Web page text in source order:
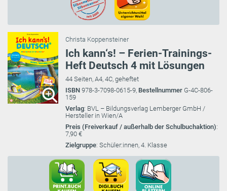
Christa Koppensteiner
Ich kann‘s! – Ferien-Trainings-
Heft Deutsch 4 mit Lösungen
44 Seiten, A4, 4C, geheftet
ISBN 978-3-7098-0615-9, Bestellnummer G-4C-806-
159
Verlag: BVL – Bildungsverlag Lemberger GmbH /
Hersteller in Wien/A
Preis (Freiverkauf / außerhalb der Schulbuchaktion):
7,90 €
Zielgruppe: Schüler:innen, 4. Klasse